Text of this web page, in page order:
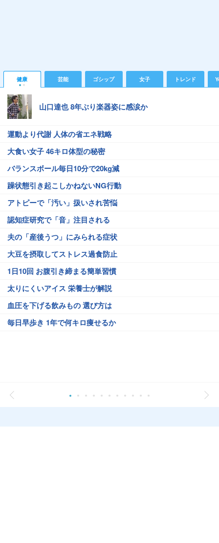
健康 芸能 ゴシップ 女子 トレンド
山口達也 8年ぶり楽器姿に感涙か
運動より代謝 人体の省エネ戦略
大食い女子 46キロ体型の秘密
バランスボール毎日10分で20kg減
躁状態引き起こしかねないNG行動
アトピーで「汚い」扱いされ苦悩
認知症研究で「音」注目される
夫の「産後うつ」にみられる症状
大豆を摂取してストレス過食防止
1日10回 お腹引き締まる簡単習慣
太りにくいアイス 栄養士が解説
血圧を下げる飲みもの 選び方は
毎日早歩き 1年で何キロ痩せるか